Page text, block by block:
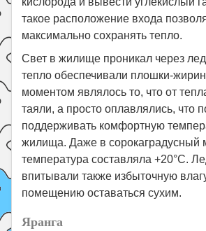
такое расположение входа
максимально сохранять тепло.
Свет в жилище проникал через
тепло обеспечивали плошки-
моментом являлось то, что от
таяли, а просто оплавлялись, что
поддерживать комфортную
жилища. Даже в сорокаградусный
температура составляла +20°С.
впитывали также избыточную
помещению оставаться сухим.
Яранга